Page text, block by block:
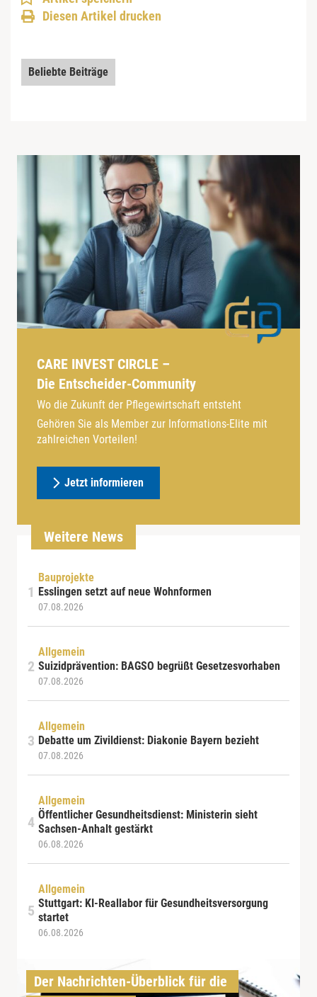
Diesen Artikel drucken
Beliebte Beiträge
CARE INVEST CIRCLE –
Die Entscheider-Community
Wo die Zukunft der Pflegewirtschaft entsteht
Gehören Sie als Member zur Informations-Elite mit
zahlreichen Vorteilen!
Jetzt informieren
Weitere News
Bauprojekte
Esslingen setzt auf neue Wohnformen
07.08.2026
Allgemein
Suizidprävention: BAGSO begrüßt Gesetzesvorhaben
07.08.2026
Allgemein
Debatte um Zivildienst: Diakonie Bayern bezieht
07.08.2026
Allgemein
Öffentlicher Gesundheitsdienst: Ministerin sieht
Sachsen-Anhalt gestärkt
06.08.2026
Allgemein
Stuttgart: KI-Reallabor für Gesundheitsversorgung
startet
06.08.2026
Der Nachrichten-Überblick für die